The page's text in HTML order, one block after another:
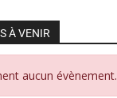
À VENIR
aucun évènement.